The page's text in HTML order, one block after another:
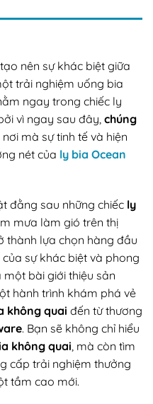
nên sự khác biệt giữa
trải nghiệm uống bia
ngay trong chiếc ly
vì ngay sau đây, chúng
mà sự tinh tế và hiện
nét của ly bia Ocean
đằng sau những chiếc ly
mưa làm gió trên thị
thành lựa chọn hàng đầu
sự khác biệt và phong
một bài giới thiệu sản
hành trình khám phá vẻ
không quai đến từ thương
. Bạn sẽ không chỉ hiểu
không quai , mà còn tìm
cấp trải nghiệm thưởng
tầm cao mới.